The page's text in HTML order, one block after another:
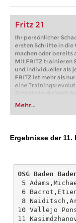
Fritz 21
Ihr persönlicher
ersten Schritte in die
machen oder bereits
Mit FRITZ trainieren
und individueller als
FRITZ ist mehr als
eine
Schritte in die Welt
oder bereits auf
FRITZ trainieren Sie
individueller als je
Mehr...
Ergebnisse der 11.
OSG Baden
6 Bacrot,Etienn 1 : 0 Kurnosov,Igor  3
8 Naiditsch,Ark 1 : 0 Mista,Aleksan  5
10 Vallejo
11